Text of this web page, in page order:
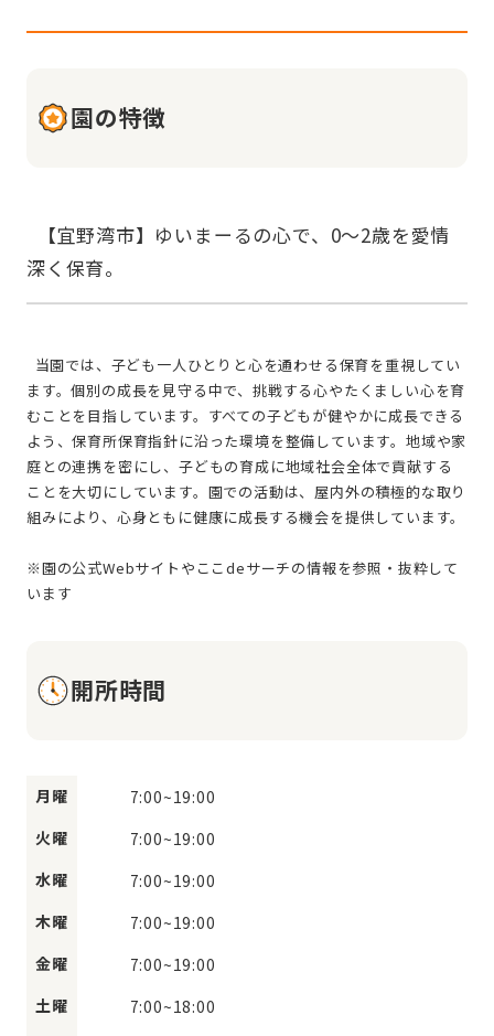
園の特徴
ます。個別の成長を見守る中で、挑戦する心やたくましい心を育
むことを目指しています。すべての子どもが健やかに成長できる
よう、保育所保育指針に沿った環境を整備しています。地域や家
庭との連携を密にし、子どもの育成に地域社会全体で貢献する
ことを大切にしています。園での活動は、屋内外の積極的な取り
組みにより、心身ともに健康に成長する機会を提供しています。
※園の公式Webサイトやここdeサーチの情報を参照・抜粋して
開所時間
月曜 7:00~19:00
火曜
7:00~19:00
水曜
7:00~19:00
木曜
7:00~19:00
金曜
7:00~19:00
土曜
7:00~18:00